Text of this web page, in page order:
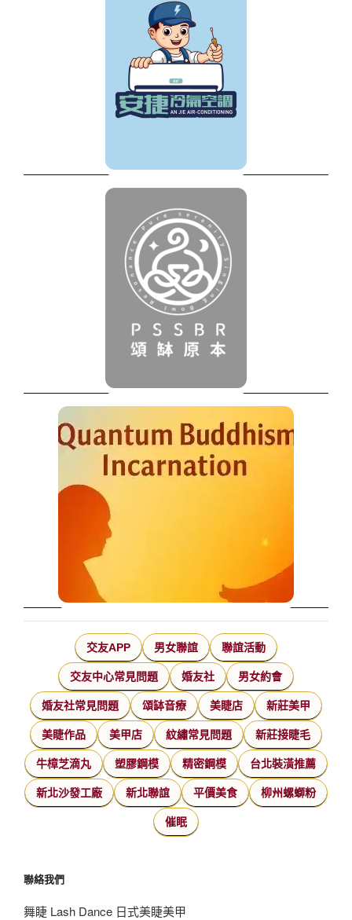
交友APP 男女聯誼 聯誼活動
交友中心常見問題 婚友社 男女約會
婚友社常見問題 頌缽音療 美睫店 新莊美甲
美睫作品 美甲店 紋繡常見問題 新莊接睫毛
牛樟芝滴丸 塑膠鋼模 精密鋼模 台北裝潢推薦
新北沙發工廠 新北聯誼 平價美食 柳州螺螄粉
催眠
聯絡我們
舞睫 Lash Dance 日式美睫美甲